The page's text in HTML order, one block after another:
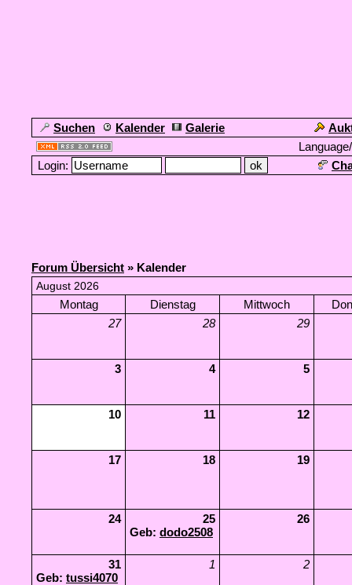
Suchen Kalender Galerie
Login:
Forum Übersicht » Kalender
August 2026
Montag Dienstag Mittwoch
27
28 29
3 4 5
10 11 12
17 18 19
24
25
Geb: dodo2508
26
31
Geb: tussi4070
1 2